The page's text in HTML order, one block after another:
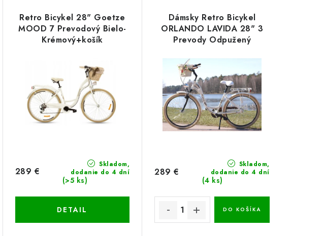
Retro Bicykel 28" Goetze
MOOD 7 Prevodový Bielo-
Krémový+košík
Skladom,
dodanie do 4 dní
(>5 ks)
289 €
DETAIL
Dámsky Retro Bicykel
ORLANDO LAVIDA 28" 3
Prevody Odpužený
Skladom,
dodanie do 4 dní
(4 ks)
289 €
DO KOŠÍKA